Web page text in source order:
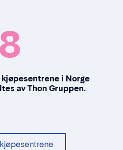
8
i Norge
av Thon Gruppen.